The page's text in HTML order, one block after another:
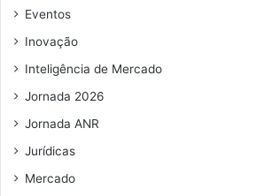
e
a
i
Eventos
Inovação
Inteligência de Mercado
Jornada 2026
Jornada ANR
Jurídicas
Mercado